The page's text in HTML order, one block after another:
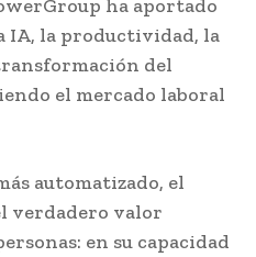
ha aportado
IA, la productividad, la
del
el mercado laboral
automatizado, el
verdadero valor
en su capacidad